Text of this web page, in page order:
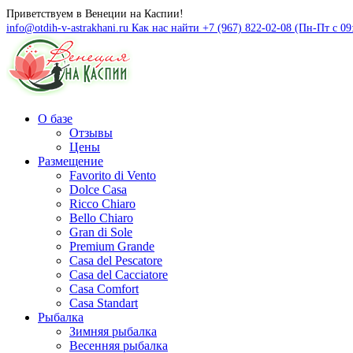
Приветствуем в Венеции на Каспии!
info@otdih-v-astrakhani.ru Как нас найти +7 (967) 822-02-08 (Пн-Пт с
О базе
Отзывы
Цены
Размещение
Favorito di Vento
Dolce Casa
Ricco Chiaro
Bello Chiaro
Gran di Sole
Premium Grande
Casa del Pescatore
Casa del Cacсiatore
Casa Comfort
Casa Standart
Рыбалка
Зимняя рыбалка
Весенняя рыбалка